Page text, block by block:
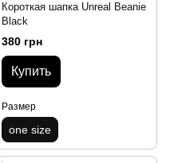
Короткая шапка Unreal Beanie
Black
380 грн
Купить
Размер
one size